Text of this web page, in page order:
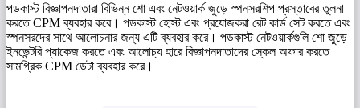
পডকাস্ট বিজ্ঞাপনদাতারা বিভিন্ন শো এবং নেটওয়ার্ক জুড়ে স্পনসরশিপ প্রস্তাবের তুলনা
করতে CPM ব্যবহার করে। পডকাস্ট হোস্ট এবং প্রযোজকরা রেট কার্ড সেট করতে এবং
স্পনসরদের সাথে আলোচনার জন্য এটি ব্যবহার করে। পডকাস্ট নেটওয়ার্কগুলি শো জুড়ে
ইনভেন্টরি প্যাকেজ করতে এবং আলোচ্য হারে বিজ্ঞাপনদাতাদের স্কেল অফার করতে
সামগ্রিক CPM ডেটা ব্যবহার করে।